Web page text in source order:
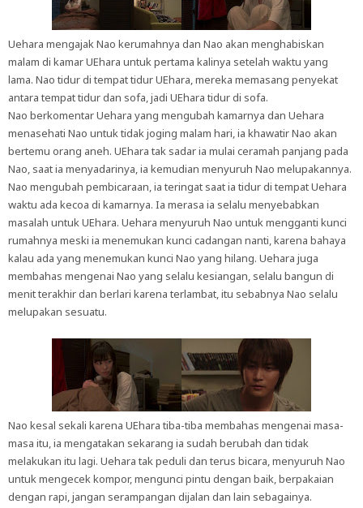
Uehara mengajak Nao kerumahnya dan Nao akan menghabiskan
malam di kamar UEhara untuk pertama kalinya setelah waktu yang
lama. Nao tidur di tempat tidur UEhara, mereka memasang penyekat
antara tempat tidur dan sofa, jadi UEhara tidur di sofa.
Nao berkomentar Uehara yang mengubah kamarnya dan Uehara
menasehati Nao untuk tidak joging malam hari, ia khawatir Nao akan
bertemu orang aneh. UEhara tak sadar ia mulai ceramah panjang pada
Nao, saat ia menyadarinya, ia kemudian menyuruh Nao melupakannya.
Nao mengubah pembicaraan, ia teringat saat ia tidur di tempat Uehara
waktu ada kecoa di kamarnya. Ia merasa ia selalu menyebabkan
masalah untuk UEhara. Uehara menyuruh Nao untuk mengganti kunci
rumahnya meski ia menemukan kunci cadangan nanti, karena bahaya
kalau ada yang menemukan kunci Nao yang hilang. Uehara juga
membahas mengenai Nao yang selalu kesiangan, selalu bangun di
menit terakhir dan berlari karena terlambat, itu sebabnya Nao selalu
melupakan sesuatu.
Nao kesal sekali karena UEhara tiba-tiba membahas mengenai masa-
masa itu, ia mengatakan sekarang ia sudah berubah dan tidak
melakukan itu lagi. Uehara tak peduli dan terus bicara, menyuruh Nao
untuk mengecek kompor, mengunci pintu dengan baik, berpakaian
dengan rapi, jangan serampangan dijalan dan lain sebagainya.